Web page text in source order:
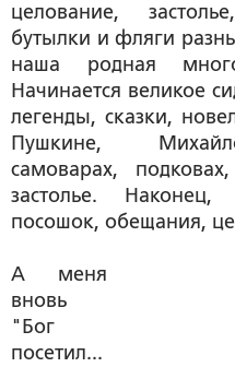
целование,
бутылки и фляги
наша родная
Начинается великое
легенды, сказки,
Пушкине,
самоварах,
застолье. Наконец,
посошок, обещания,
А меня
вновь
"Бог
посетил...